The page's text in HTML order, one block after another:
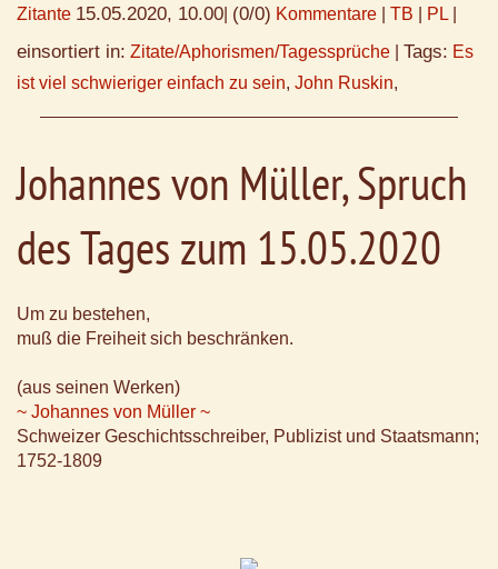
Zitante 15.05.2020, 10.00 (0/0) Kommentare TB PL
einsortiert in: Zitate/Aphorismen/Tagessprüche Tags: Es
ist viel schwieriger einfach zu sein, John Ruskin,
Johannes von Müller, Spruch
des Tages zum 15.05.2020
Um zu bestehen,
muß die Freiheit sich beschränken.
(aus seinen Werken)
~ Johannes von Müller ~
Schweizer Geschichtsschreiber, Publizist und Staatsmann;
1752-1809